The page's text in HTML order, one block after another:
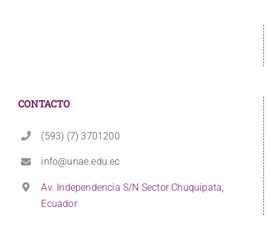
CONTACTO
(593) (7) 3701200
info@unae.edu.ec
Av. Independencia S/N Sector Chuquipata,
Ecuador